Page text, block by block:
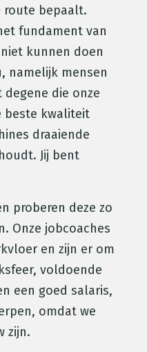
route bepaalt.
fundament van
kunnen doen
namelijk mensen
die onze
beste kwaliteit
draaiende
Jij bent
proberen deze zo
Onze jobcoaches
en zijn er om
voldoende
een goed salaris,
omdat we
zijn.